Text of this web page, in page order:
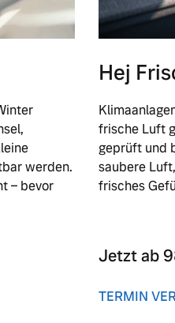
werden.
– bevor
Hej
frische Luft
geprüft und
saubere
frisches
Jetzt ab
TERMIN